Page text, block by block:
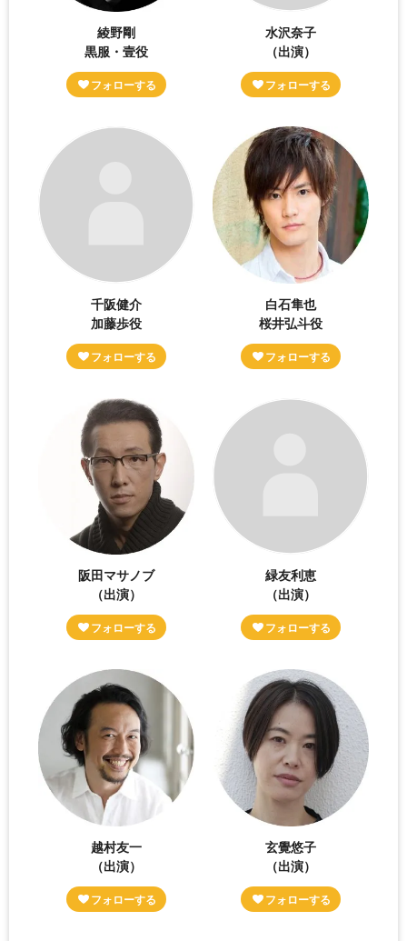
綾野剛
黒服・壹役
水沢奈子
（出演）
千阪健介
加藤歩役
白石隼也
桜井弘斗役
阪田マサノブ
（出演）
緑友利恵
（出演）
越村友一
（出演）
玄覺悠子
（出演）